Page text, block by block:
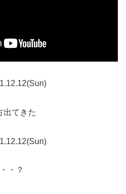
出てきた
・？